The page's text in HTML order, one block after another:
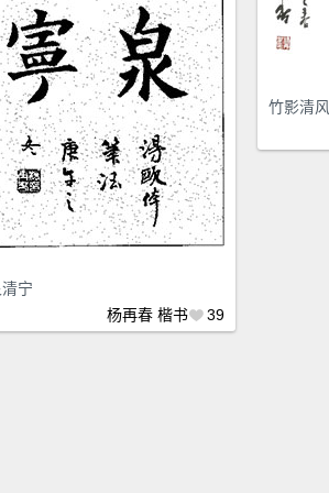
宁
杨再春 楷书 39
竹影清风